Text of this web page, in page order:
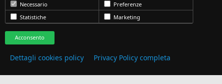
Necessario
Preferenze
Statistiche
Marketing
Acconsento
Dettagli cookies policy Privacy Policy completa